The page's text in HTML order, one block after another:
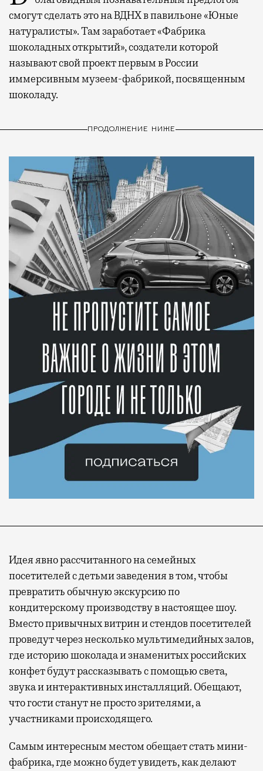
смогут сделать это на ВДНХ в павильоне «Юные
натуралисты». Там заработает «Фабрика
шоколадных открытий», создатели которой
называют свой проект первым в России
иммерсивным музеем-фабрикой, посвященным
шоколаду.
ПРОДОЛЖЕНИЕ НИЖЕ
Идея явно рассчитанного на семейных
посетителей с детьми заведения в том, чтобы
превратить обычную экскурсию по
кондитерскому производству в настоящее шоу.
Вместо привычных витрин и стендов посетителей
проведут через несколько мультимедийных залов,
где историю шоколада и знаменитых российских
конфет будут рассказывать с помощью света,
звука и интерактивных инсталляций. Обещают,
что гости станут не просто зрителями, а
участниками происходящего.
Самым интересным местом обещает стать мини-
фабрика, где можно будет увидеть, как делают